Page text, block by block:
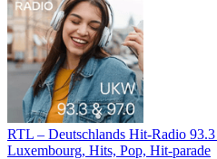
RTL – Deutschlands Hit-Radio
Luxembourg, Hits, Pop, Hit-parade